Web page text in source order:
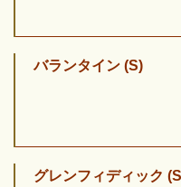
バランタイン (S)
グレンフィディック